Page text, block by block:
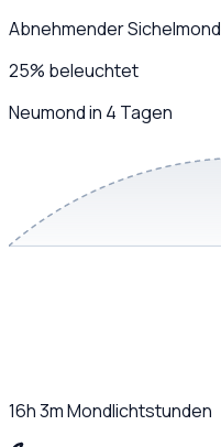
Abnehmender Sichelmond
25% beleuchtet
Neumond in 4 Tagen
16h 3mMondlichtstunden